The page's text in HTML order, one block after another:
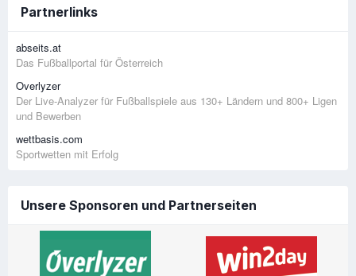
Partnerlinks
abseits.at
Das Fußballportal für Österreich
Overlyzer
Der Live-Analyzer für Fußballspiele aus 130+ Ländern und 800+ Ligen
und Bewerben
wettbasis.com
Sportwetten mit Erfolg
Unsere Sponsoren und Partnerseiten